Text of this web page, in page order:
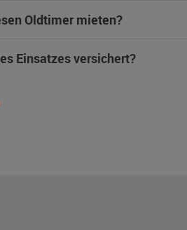
Oldtimer mieten?
Einsatzes versichert?